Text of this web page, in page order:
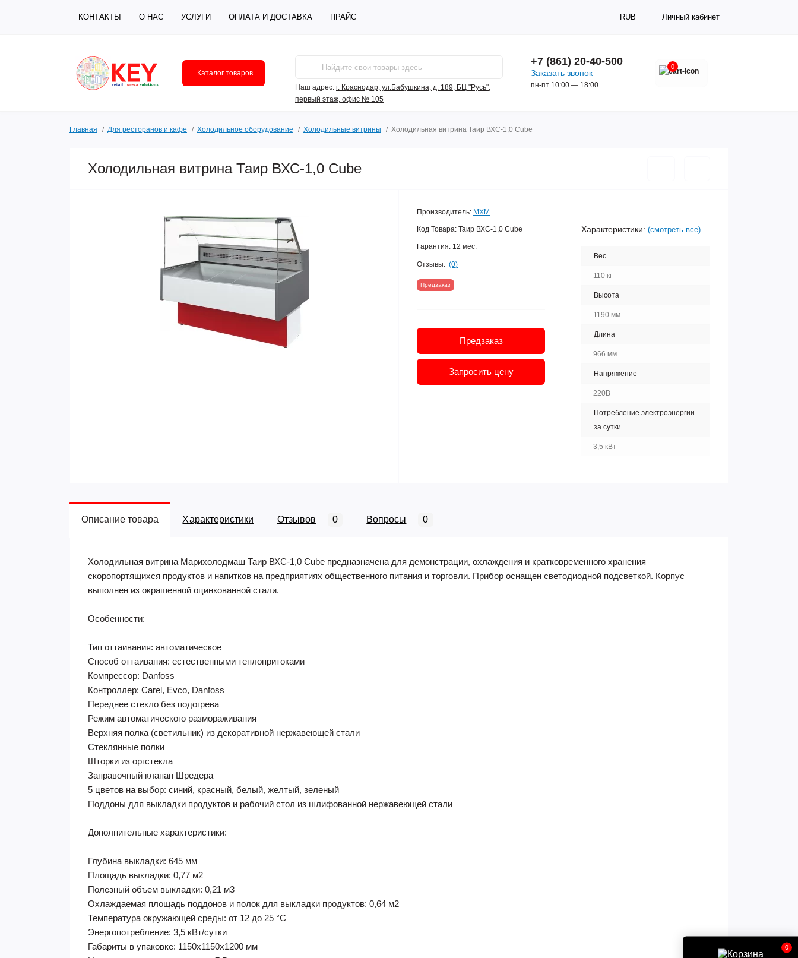
0
КОНТАКТЫ О НАС УСЛУГИ ОПЛАТА И ДОСТАВКА ПРАЙС RUB Личный кабинет
Каталог товаров
Наш адрес: г. Краснодар, ул.Бабушкина, д. 189, БЦ "Русь",
первый этаж, офис № 105
+7 (861) 20-40-500
Заказать звонок
пн-пт 10:00 — 18:00
0
Главная Для ресторанов и кафе Холодильное оборудование Холодильные витрины Холодильная витрина Таир ВХС-1,0 Cube
Холодильная витрина Таир ВХС-1,0 Cube
Производитель: МХМ
Код Товара: Таир ВХС-1,0 Cube
Гарантия: 12 мес.
Отзывы: (0)
Предзаказ
Предзаказ
Запросить цену
Характеристики: (смотреть все)
Вес
110 кг
Высота
1190 мм
Длина
966 мм
Напряжение
220В
Потребление электроэнергии
за сутки
3,5 кВт
Описание товара Характеристики Отзывов 0 Вопросы 0
Холодильная витрина Марихолодмаш Таир ВХС-1,0 Cube предназначена для демонстрации, охлаждения и кратковременного хранения
скоропортящихся продуктов и напитков на предприятиях общественного питания и торговли. Прибор оснащен светодиодной подсветкой. Корпус
выполнен из окрашенной оцинкованной стали.
​Особенности:
Тип оттаивания: автоматическое
Способ оттаивания: естественными теплопритоками
Компрессор: Danfoss
Контроллер: Carel, Evco, Danfoss
Переднее стекло без подогрева
Режим автоматического размораживания
Верхняя полка (светильник) из декоративной нержавеющей стали
Стеклянные полки
Шторки из оргстекла
Заправочный клапан Шредера
5 цветов на выбор: синий, красный, белый, желтый, зеленый
Поддоны для выкладки продуктов и рабочий стол из шлифованной нержавеющей стали
Дополнительные характеристики:
Глубина выкладки: 645 мм
Площадь выкладки: 0,77 м2
Полезный объем выкладки: 0,21 м3
Охлаждаемая площадь поддонов и полок для выкладки продуктов: 0,64 м2
Температура окружающей среды: от 12 до 25 °С
Энергопотребление: 3,5 кВт/сутки
Габариты в упаковке: 1150х1150х1200 мм